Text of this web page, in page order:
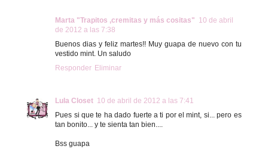
Marta "Trapitos ,cremitas y más cositas" 10 de abril
de 2012 a las 7:38
Buenos dias y feliz martes!! Muy guapa de nuevo con tu
vestido mint. Un saludo
Responder Eliminar
Lula Closet 10 de abril de 2012 a las 7:41
Pues si que te ha dado fuerte a ti por el mint, si... pero es
tan bonito... y te sienta tan bien....
Bss guapa